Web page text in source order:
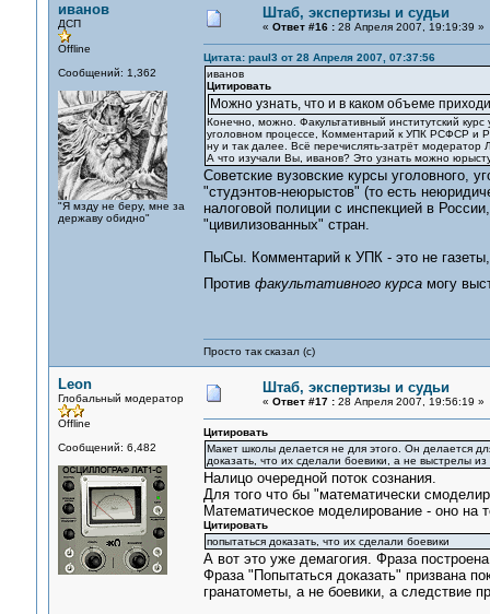
иванов
ДСП
Offline
Сообщений: 1,362
"Я мзду не беру, мне за
державу обидно"
Штаб, экспертизы и судьи
« Ответ #16 :28 Апреля 2007, 19:19:39 »
Цитата: paul3 от 28 Апреля 2007, 07:37:56
иванов
Цитировать
Можно узнать, что и в каком объеме
Конечно, можно. Факультативный институтский
уголовном процессе, Комментарий к УПК РСФСР и
ну и так далее. Всё перечислять-затрёт модератор
А что изучали Вы, иванов? Это узнать можно
Советские вузовские курсы уголовного,
"студэнтов-неюрыстов" (то есть
налоговой полиции с инспекцией в
"цивилизованных" стран.
ПыСы. Комментарий к УПК - это не
Против факультативного курсамогу
Просто так сказал (с)
Leon
Глобальный модератор
Offline
Сообщений: 6,482
Штаб, экспертизы и судьи
« Ответ #17 :28 Апреля 2007, 19:56:19 »
Цитировать
Макет школы делается не для этого. Он делается
доказать, что их сделали боевики, а не выстрелы
Налицо очередной поток сознания.
Для того что бы "математически
Математическое моделирование - оно на
Цитировать
попытаться доказать, что их сделали боевики
А вот это уже демагогия. Фраза
Фраза "Попытаться доказать" призвана
гранатометы, а не боевики, а следствие